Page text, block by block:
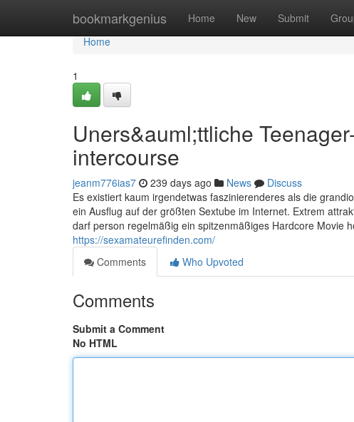
bookmarkgenius Home New Submit
Home
Home
1
Uners&auml;ttliche
intercourse
jeanm776ias7 239 days ago News
Discuss
Es existiert kaum irgendetwas faszinierenderes als die
ein Ausflug auf der größten Sextube im Internet. Extrem
darf person regelmäßig ein spitzenmäßiges Hardcore Movie
https://sexamateurefinden.com/
Comments
Who Upvoted
Comments
Submit a Comment
No HTML